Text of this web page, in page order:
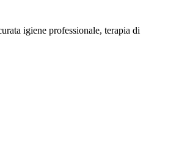
igiene professionale, terapia di